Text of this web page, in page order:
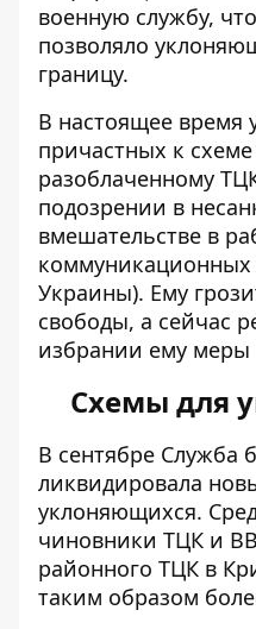
военную службу,
позволяло
границу.
В настоящее время
причастных к
разоблаченному
подозрении в
вмешательстве в
коммуникационных
Украины). Ему
свободы, а сейчас
избрании ему меры
Схемы для
В сентябре Служба
ликвидировала
уклоняющихся.
чиновники ТЦК и
районного ТЦК в
таким образом